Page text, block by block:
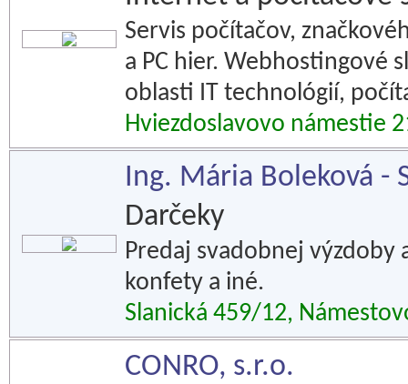
Servis počítačov,
a PC hier. Webhostingové
oblasti IT technológií,
Hviezdoslavovo námestie
Ing. Mária Boleková -
Darčeky
Predaj svadobnej výzdoby
konfety a iné.
Slanická 459/12,
CONRO, s.r.o.